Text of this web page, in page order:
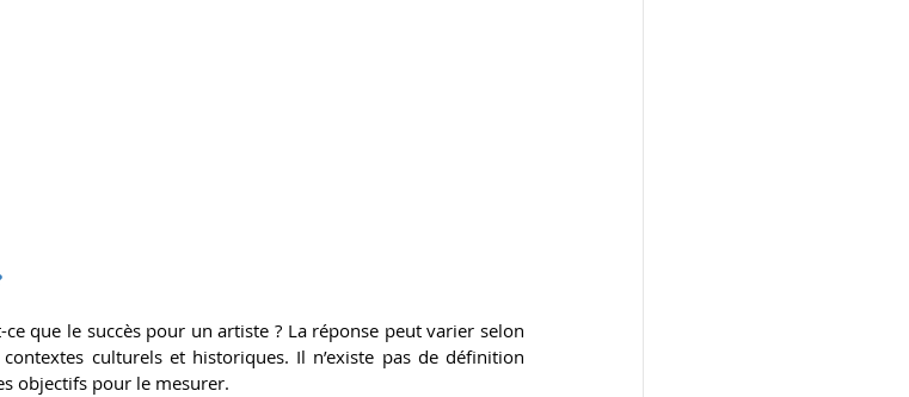
que le succès pour un artiste ? La réponse peut varier selon
culturels et historiques. Il n’existe pas de définition
objectifs pour le mesurer.